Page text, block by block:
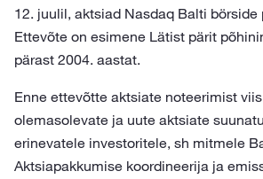
12. juulil, aktsiad Nasdaq Balti
Ettevõte on esimene Lätist pärit
pärast 2004. aastat.
Enne ettevõtte aktsiate noteerimist
olemasolevate ja uute aktsiate
erinevatele investoritele, sh mitmele
Aktsiapakkumise koordineerija ja